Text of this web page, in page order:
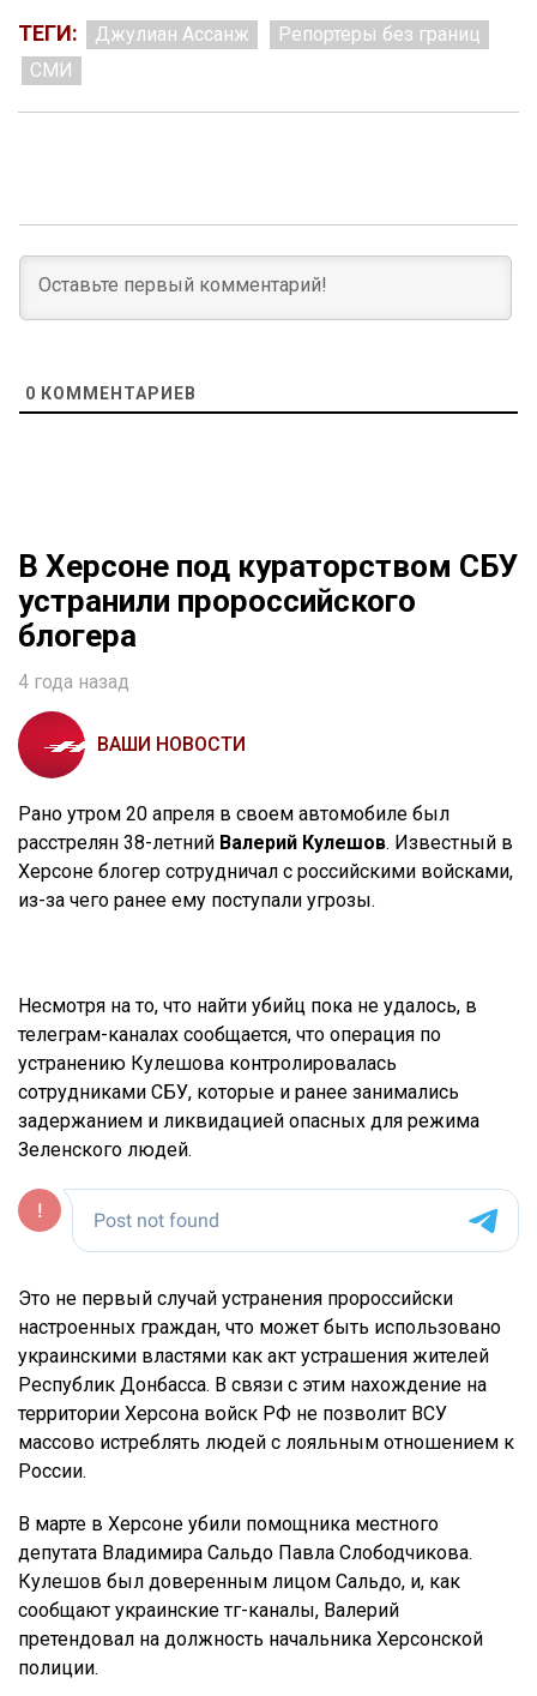
ТЕГИ: Джулиан Ассанж
Репортеры без границ
СМИ
0 КОММЕНТАРИЕВ
В Херсоне под кураторством СБУ
устранили пророссийского
блогера
4 года назад
ВАШИ НОВОСТИ
Рано утром 20 апреля в своем автомобиле был
расстрелян 38-летний Валерий Кулешов. Известный в
Херсоне блогер сотрудничал с российскими войсками,
из-за чего ранее ему поступали угрозы.
Несмотря на то, что найти убийц пока не удалось, в
телеграм-каналах сообщается, что операция по
устранению Кулешова контролировалась
сотрудниками СБУ, которые и ранее занимались
задержанием и ликвидацией опасных для режима
Зеленского людей.
Это не первый случай устранения пророссийски
настроенных граждан, что может быть использовано
украинскими властями как акт устрашения жителей
Республик Донбасса. В связи с этим нахождение на
территории Херсона войск РФ не позволит ВСУ
массово истреблять людей с лояльным отношением к
России.
В марте в Херсоне убили помощника местного
депутата Владимира Сальдо Павла Слободчикова.
Кулешов был доверенным лицом Сальдо, и, как
сообщают украинские тг-каналы, Валерий
претендовал на должность начальника Херсонской
полиции.